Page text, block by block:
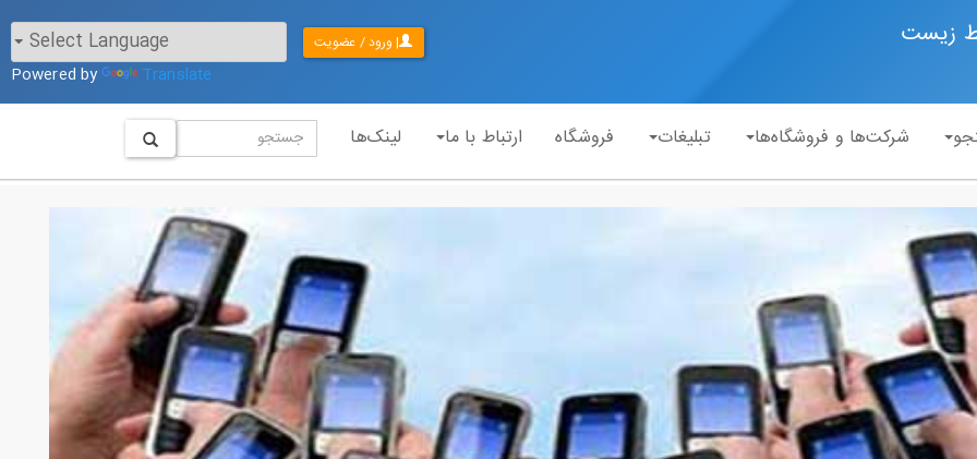
زیست
Powered by Translate
| ورود / عضویت
شرکت‌ها و فروشگاه‌ها تبلیغات فروشگاه ارتباط با ما لینک‌ها